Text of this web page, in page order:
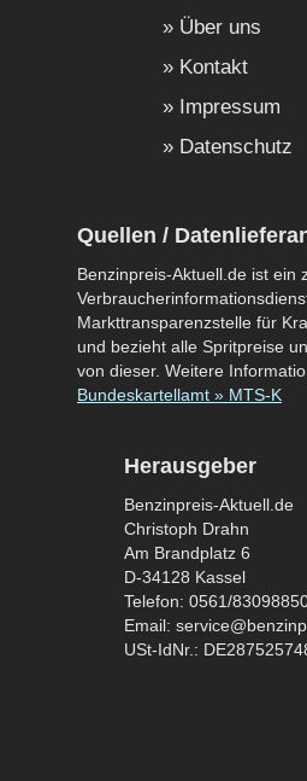
Über uns
Kontakt
Impressum
Datenschutz
Quellen /
Benzinpreis-Aktuell.de ist ein
Markttransparenzstelle für
und bezieht alle Spritpreise
von dieser. Weitere
Bundeskartellamt » MTS-K
Herausgeber
Benzinpreis-Aktuell.de
Christoph Drahn
Am Brandplatz 6
D-34128 Kassel
Telefon: 0561/
Email:
USt-IdNr.: